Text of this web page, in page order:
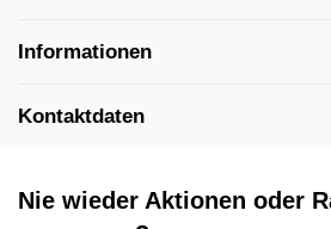
Informationen
Kontaktdaten
Nie wieder Aktionen oder